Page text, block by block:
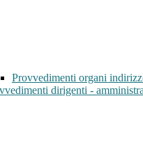
Provvedimenti organi
dirigenti -